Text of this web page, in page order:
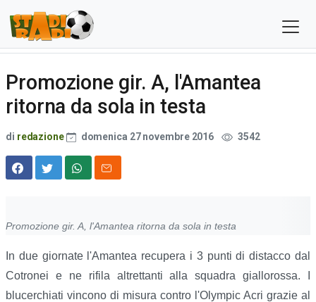
Promozione gir. A, l'Amantea
ritorna da sola in testa
di redazione domenica 27 novembre 2016 3542
Promozione gir. A, l'Amantea ritorna da sola in testa
In due giornate l'Amantea recupera i 3 punti di distacco dal
Cotronei e ne rifila altrettanti alla squadra giallorossa. I
blucerchiati vincono di misura contro l'Olympic Acri grazie al